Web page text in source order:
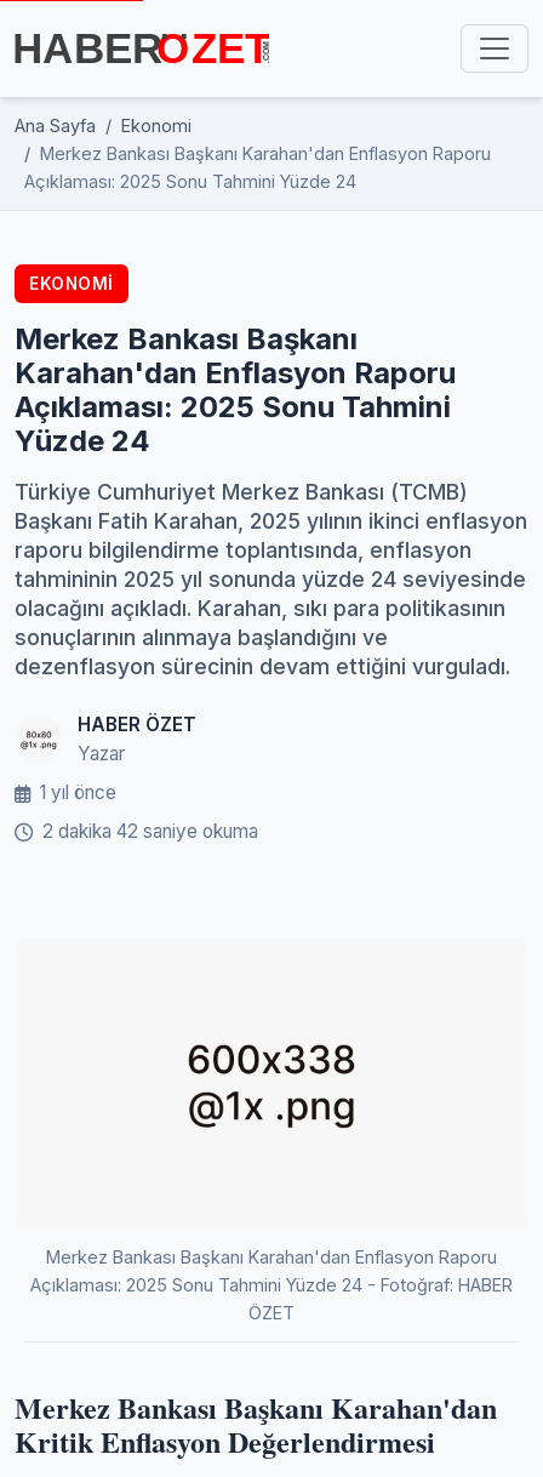
Ana Sayfa
Ekonomi
Merkez Bankası Başkanı Karahan'dan Enflasyon Raporu
Açıklaması: 2025 Sonu Tahmini Yüzde 24
EKONOMI
Merkez Bankası Başkanı
Karahan'dan Enflasyon Raporu
Açıklaması: 2025 Sonu Tahmini
Yüzde 24
Türkiye Cumhuriyet Merkez Bankası (TCMB)
Başkanı Fatih Karahan, 2025 yılının ikinci enflasyon
raporu bilgilendirme toplantısında, enflasyon
tahmininin 2025 yıl sonunda yüzde 24 seviyesinde
olacağını açıkladı. Karahan, sıkı para politikasının
sonuçlarının alınmaya başlandığını ve
dezenflasyon sürecinin devam ettiğini vurguladı.
HABER ÖZET
Yazar
1 yıl önce
2 dakika 42 saniye okuma
Merkez Bankası Başkanı Karahan'dan Enflasyon Raporu
Açıklaması: 2025 Sonu Tahmini Yüzde 24 - Fotoğraf: HABER
ÖZET
Merkez Bankası Başkanı Karahan'dan
Kritik Enflasyon Değerlendirmesi